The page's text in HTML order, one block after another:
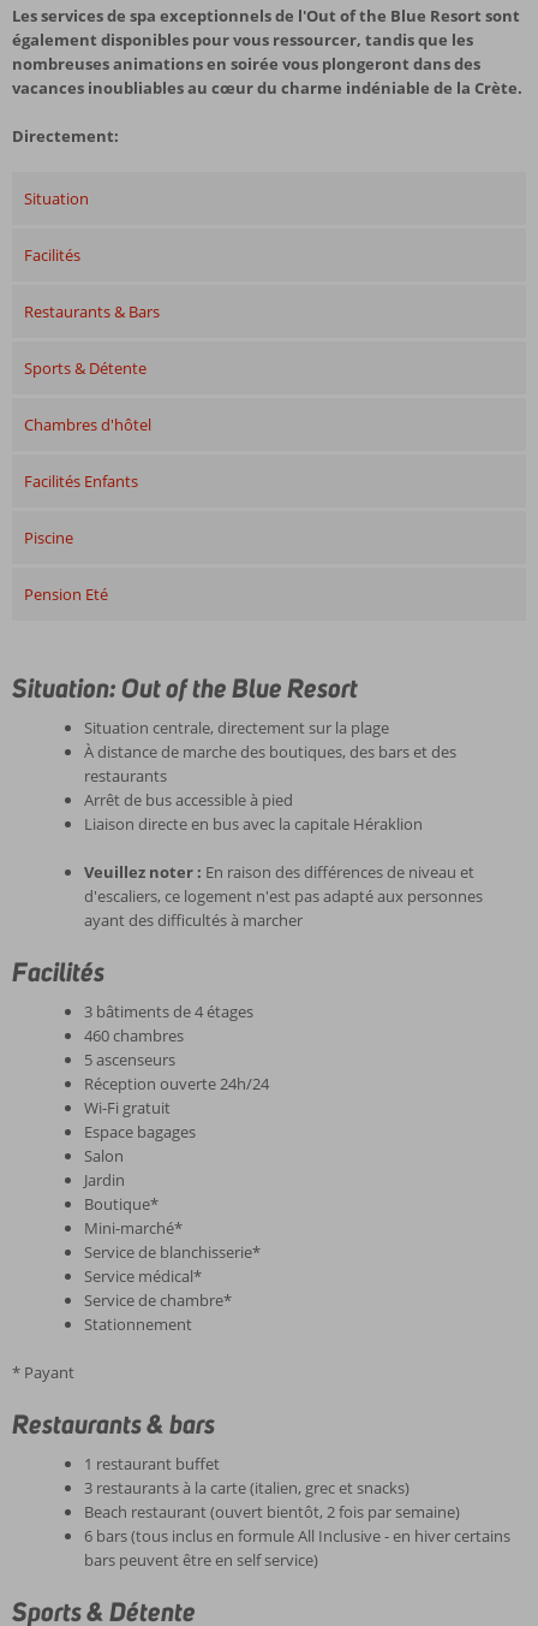
Les services de spa exceptionnels de l'Out of the Blue Resort sont
également disponibles pour vous ressourcer, tandis que les
nombreuses animations en soirée vous plongeront dans des
vacances inoubliables au cœur du charme indéniable de la Crète.
Directement:
Situation
Facilités
Restaurants & Bars
Sports & Détente
Chambres d'hôtel
Facilités Enfants
Piscine
Pension Eté
Situation: Out of the Blue Resort
Situation centrale, directement sur la plage
À distance de marche des boutiques, des bars et des
restaurants
Arrêt de bus accessible à pied
Liaison directe en bus avec la capitale Héraklion
Veuillez noter : En raison des différences de niveau et
d'escaliers, ce logement n'est pas adapté aux personnes
ayant des difficultés à marcher
Facilités
3 bâtiments de 4 étages
460 chambres
5 ascenseurs
Réception ouverte 24h/24
Wi-Fi gratuit
Espace bagages
Salon
Jardin
Boutique*
Mini-marché*
Service de blanchisserie*
Service médical*
Service de chambre*
Stationnement
* Payant
Restaurants & bars
1 restaurant buffet
3 restaurants à la carte (italien, grec et snacks)
Beach restaurant (ouvert bientôt, 2 fois par semaine)
6 bars (tous inclus en formule All Inclusive - en hiver certains
bars peuvent être en self service)
Sports & Détente